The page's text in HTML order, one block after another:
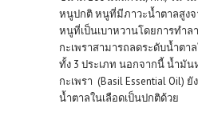
หนูปกติ หนูที่มีภาวะน้ำตาลสูงจ
หนูที่เป็นเบาหวานโดยการทำล
กะเพราสามารถลดระดับน้ำตา
ทั้ง 3 ประเภท นอกจากนี้ น้ำมัน
กะเพรา (Basil Essential Oil)
น้ำตาลในเลือดเป็นปกติด้วย